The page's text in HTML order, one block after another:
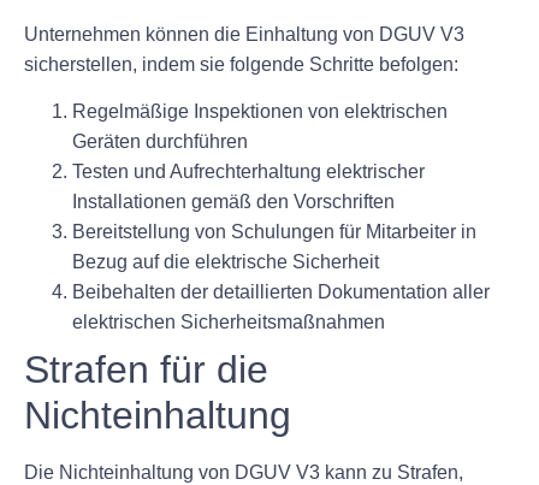
Unternehmen können die Einhaltung von DGUV V3
sicherstellen, indem sie folgende Schritte befolgen:
Regelmäßige Inspektionen von elektrischen
Geräten durchführen
Testen und Aufrechterhaltung elektrischer
Installationen gemäß den Vorschriften
Bereitstellung von Schulungen für Mitarbeiter in
Bezug auf die elektrische Sicherheit
Beibehalten der detaillierten Dokumentation aller
elektrischen Sicherheitsmaßnahmen
Strafen für die
Nichteinhaltung
Die Nichteinhaltung von DGUV V3 kann zu Strafen,